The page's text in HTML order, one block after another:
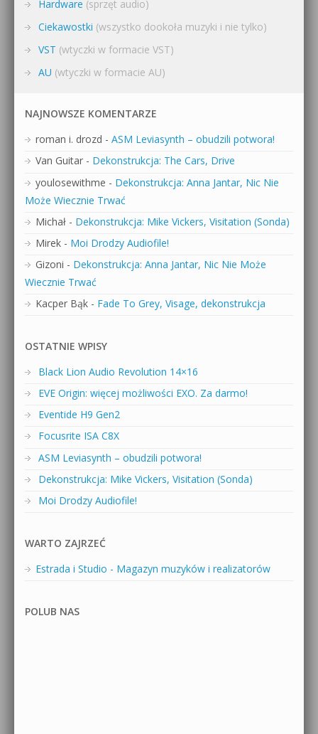
Hardware (sprzęt audio)
Ciekawostki (wszystko dookoła muzyki i nie tylko)
VST (wtyczki w formacie VST)
AU (wtyczki w formacie AU)
NAJNOWSZE KOMENTARZE
roman i. drozd - ASM Leviasynth – obudzili potwora!
Van Guitar - Dekonstrukcja: The Cars, Drive
youlosewithme - Dekonstrukcja: Anna Jantar, Nic Nie
Może Wiecznie Trwać
Michał - Dekonstrukcja: Mike Vickers, Visitation (Sonda)
Mirek - Moi Drodzy Audiofile!
Gizoni - Dekonstrukcja: Anna Jantar, Nic Nie Może
Wiecznie Trwać
Kacper Bąk - Fade To Grey, Visage, dekonstrukcja
OSTATNIE WPISY
Black Lion Audio Revolution 14×16
EVE Origin: więcej możliwości EXO. Za darmo!
Eventide H9 Gen2
Focusrite ISA C8X
ASM Leviasynth – obudzili potwora!
Dekonstrukcja: Mike Vickers, Visitation (Sonda)
Moi Drodzy Audiofile!
WARTO ZAJRZEĆ
Estrada i Studio - Magazyn muzyków i realizatorów
POLUB NAS